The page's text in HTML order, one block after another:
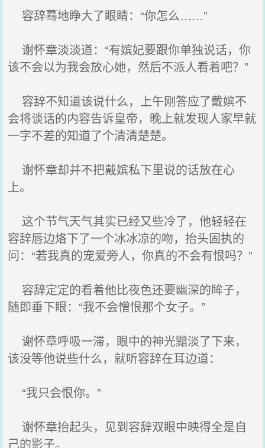
容辞蓦地睁大了眼睛：“你怎么……”
谢怀章淡淡道：“有嫔妃要跟你单独说话，你
该不会以为我会放心她，然后不派人看着吧？”
容辞不知道该说什么，上午刚答应了戴嫔不
会将谈话的内容告诉皇帝，晚上就发现人家早就
一字不差的知道了个清清楚楚。
谢怀章却并不把戴嫔私下里说的话放在心
上。
这个节气天气其实已经又些冷了，他轻轻在
容辞唇边烙下了一个冰冰凉的吻，抬头固执的
问：“若我真的宠爱旁人，你真的不会有恨吗？”
容辞定定的看着他比夜色还要幽深的眸子，
随即垂下眼：“我不会憎恨那个女子。”
谢怀章呼吸一滞，眼中的神光黯淡了下来，
该没等他说些什么，就听容辞在耳边道：
“我只会恨你。”
谢怀章抬起头，见到容辞双眼中映得全是自
己的影子。